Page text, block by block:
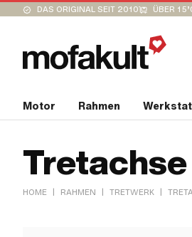
DAS ORIGINAL SEIT 2010 ÜBER
Motor Rahmen
HOME | RAHMEN | TRETWERK |